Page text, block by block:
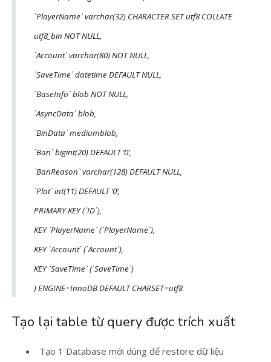
`PlayerName` varchar(32) CHARACTER SET utf8 COLLATE
utf8_bin NOT NULL,
`Account` varchar(80) NOT NULL,
`SaveTime` datetime DEFAULT NULL,
`BaseInfo` blob NOT NULL,
`AsyncData` blob,
`BinData` mediumblob,
`Ban` bigint(20) DEFAULT ‘0’,
`BanReason` varchar(128) DEFAULT NULL,
`Plat` int(11) DEFAULT ‘0’,
PRIMARY KEY (`ID`),
KEY `PlayerName` (`PlayerName`),
KEY `Account` (`Account`),
KEY `SaveTime` (`SaveTime`)
) ENGINE=InnoDB DEFAULT CHARSET=utf8
Tạo lại table từ query được trích xuất
Tạo 1 Database mới dùng để restore dữ liệu